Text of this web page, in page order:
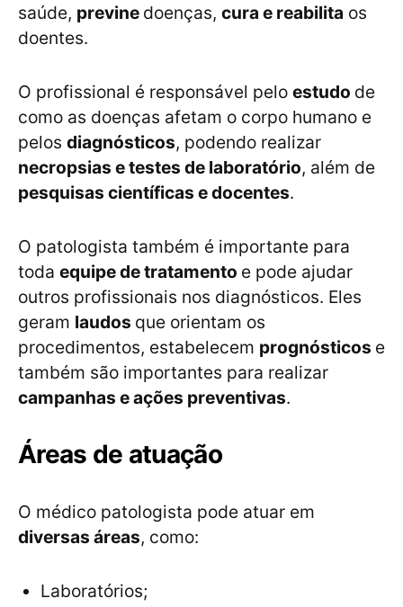
saúde, previne doenças, cura e reabilita os
doentes.
O profissional é responsável pelo estudo de
como as doenças afetam o corpo humano e
pelos diagnósticos, podendo realizar
necropsias e testes de laboratório, além de
pesquisas científicas e docentes.
O patologista também é importante para
toda equipe de tratamento e pode ajudar
outros profissionais nos diagnósticos. Eles
geram laudos que orientam os
procedimentos, estabelecem prognósticos e
também são importantes para realizar
campanhas e ações preventivas.
Áreas de atuação
O médico patologista pode atuar em
diversas áreas, como:
Laboratórios;